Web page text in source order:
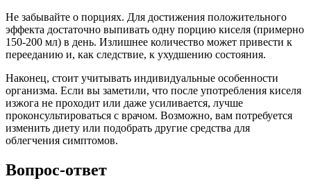
Не забывайте о порциях. Для достижения положительного
эффекта достаточно выпивать одну порцию киселя (примерно
150-200 мл) в день. Излишнее количество может привести к
перееданию и, как следствие, к ухудшению состояния.
Наконец, стоит учитывать индивидуальные особенности
организма. Если вы заметили, что после употребления киселя
изжога не проходит или даже усиливается, лучше
проконсультироваться с врачом. Возможно, вам потребуется
изменить диету или подобрать другие средства для
облегчения симптомов.
Вопрос-ответ